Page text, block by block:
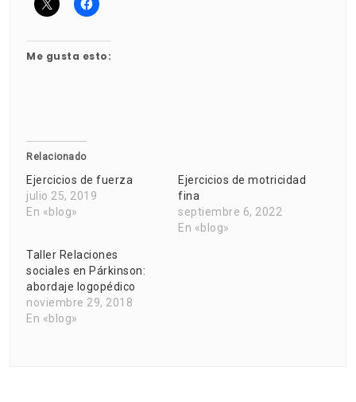
Me gusta esto:
Relacionado
Ejercicios de fuerza
julio 25, 2019
En «blog»
Ejercicios de motricidad
fina
septiembre 6, 2022
En «blog»
Taller Relaciones
sociales en Párkinson:
abordaje logopédico
noviembre 29, 2018
En «blog»